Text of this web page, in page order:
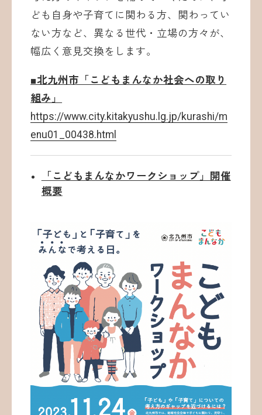
ども自身や子育てに関わる方、関わってい
ない方など、異なる世代・立場の方々が、
幅広く意見交換をします。
■北九州市「こどもまんなか社会への取り
組み」
https://www.city.kitakyushu.lg.jp/kurashi/m
enu01_00438.html
「こどもまんなかワークショップ」開催
概要